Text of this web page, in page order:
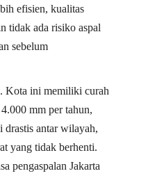
efisien, kualitas
tidak ada risiko aspal
sebelum
Kota ini memiliki curah
mm per tahun,
drastis antar wilayah,
yang tidak berhenti.
pengaspalan Jakarta